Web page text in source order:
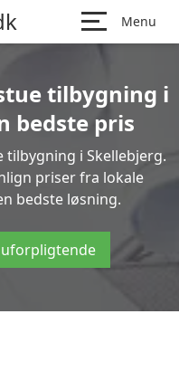
Menu
tilbygning i
bedste pris
tilbygning i Skellebjerg.
priser fra lokale
bedste løsning.